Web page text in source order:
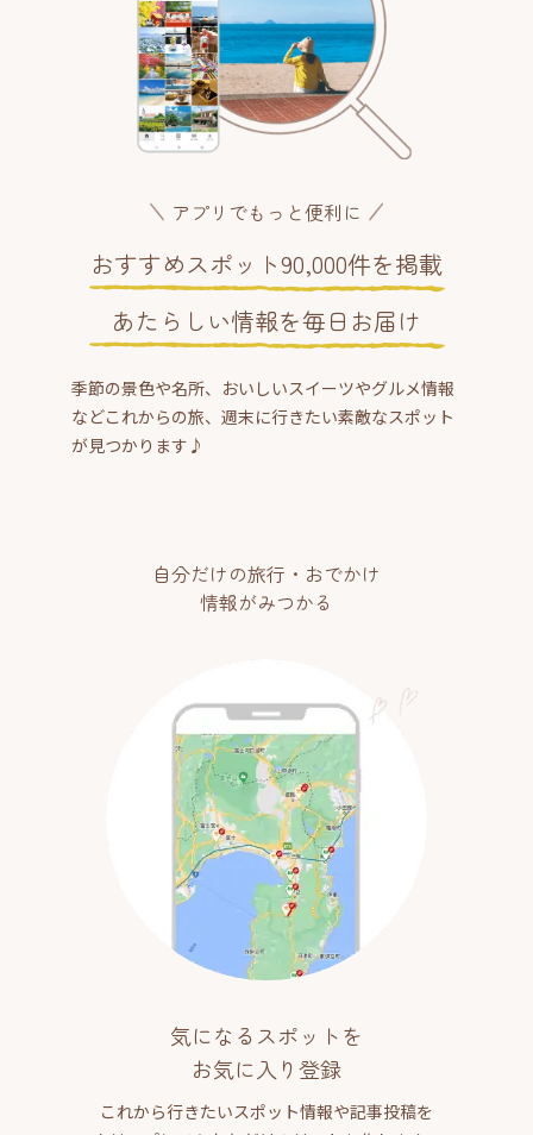
アプリでもっと便利に
おすすめスポット90,000件を掲載
あたらしい情報を毎日お届け
季節の景色や名所、おいしいスイーツやグルメ情報
などこれからの旅、週末に行きたい素敵なスポット
が見つかります♪
自分だけの旅行・おでかけ
情報がみつかる
気になるスポットを
お気に入り登録
これから行きたいスポット情報や記事投稿を